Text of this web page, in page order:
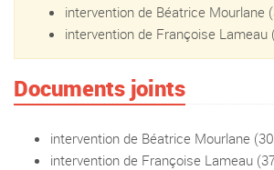
intervention de Béatrice Mourlane
intervention de Françoise Lameau
Documents joints
intervention de Béatrice Mourlane
intervention de Françoise Lameau